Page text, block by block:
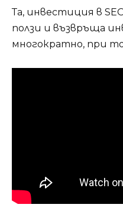
Та, инвестиция в
ползи и възвръща
многократно, при